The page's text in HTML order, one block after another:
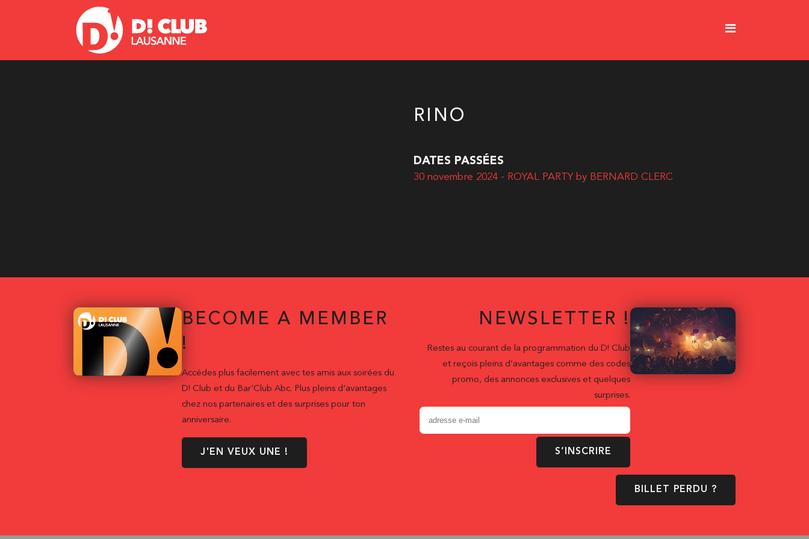
RINO
DATES PASSÉES
30 novembre 2024 - ROYAL PARTY by BERNARD CLERC
BECOME A MEMBER
!
Accédes plus facilement avec tes amis aux soirées du
D! Club et du Bar'Club Abc. Plus pleins d’avantages
chez nos partenaires et des surprises pour ton
anniversaire.
J'EN VEUX UNE !
NEWSLETTER !
Restes au courant de la programmation du D! Club
et reçois pleins d’avantages comme des codes
promo, des annonces exclusives et quelques
surprises.
S’INSCRIRE
BILLET PERDU ?